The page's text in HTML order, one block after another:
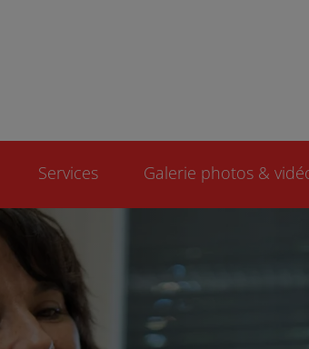
Services Galerie photos &